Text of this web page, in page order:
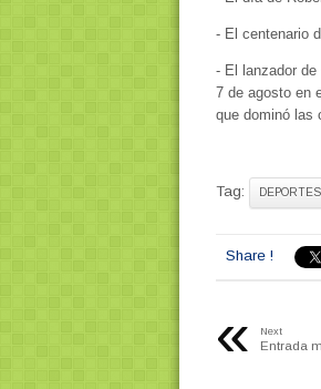
- El centenario
- El lanzador
7 de agosto en
que dominó las
Tag: DEPORTES
Share !
« Next
Entrada